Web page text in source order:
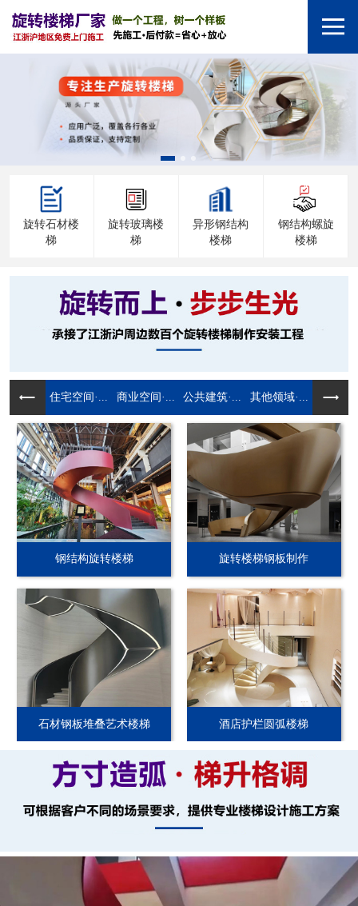
旋转石材楼
梯
旋转玻璃楼
梯
异形钢结构
楼梯
钢结构螺旋
楼梯
住宅空间·... 商业空间·... 公共建筑·... 其他领域·...
钢结构旋转楼梯 旋转楼梯钢板制作
石材钢板堆叠艺术楼梯 酒店护栏圆弧楼梯